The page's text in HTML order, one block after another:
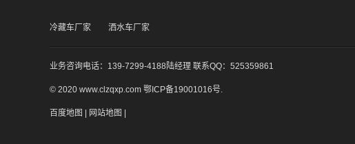
冷藏车厂家 洒水车厂家
业务咨询电话：139-7299-4188陆经理 联系QQ：525359861
© 2020 www.clzqxp.com 鄂ICP备19001016号
百度地图 | 网站地图 |